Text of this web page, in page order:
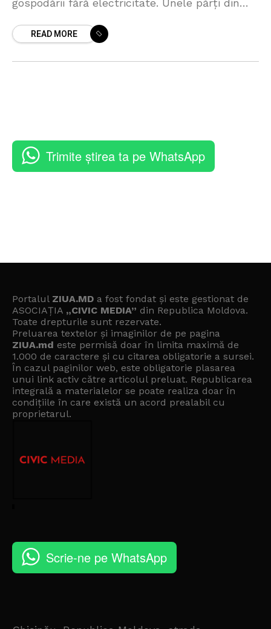
gospodării fără electricitate. Unele părți din
roșu deREAD MORE
Trimite știrea ta pe WhatsApp
Portalul ZIUA.MD a fost fondat și este gestionat de
ASOCIAȚIA „CIVIC MEDIA” din Republica Moldova.
Toate drepturile sunt rezervate.
Preluarea textelor și imaginilor de pe pagina
ZIUA.md este permisă doar în limita maximă de
1.000 de caractere și cu citarea obligatorie a sursei.
În cazul paginilor web, este obligatorie plasarea
unui link activ către articolul preluat. Republicarea
integrală a materialelor se poate realiza doar în
condițiile în care există un acord prealabil cu
proprietarul.
Scrie-ne pe WhatsApp